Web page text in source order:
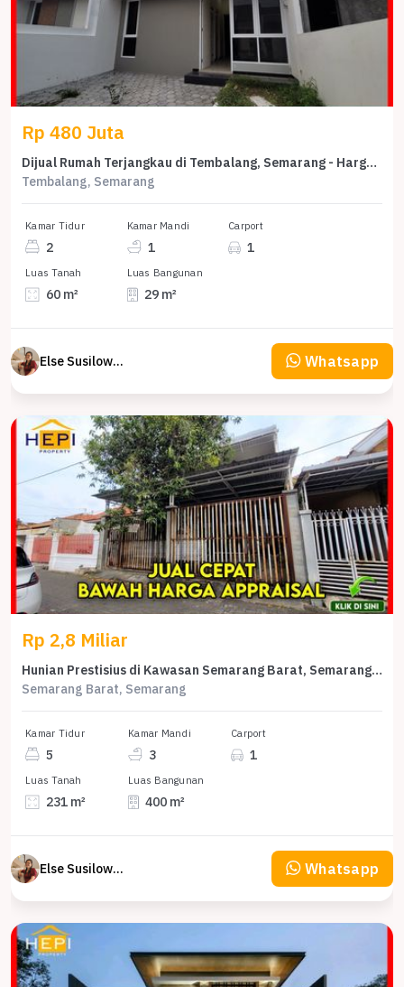
Rp 480 Juta
Dijual Rumah Terjangkau di Tembalang, Semarang - Harga 480 Juta
Tembalang, Semarang
Kamar Tidur
2
Kamar Mandi
1
Carport
1
Luas Tanah
60 m²
Luas Bangunan
29 m²
Else Susilowaty Whatsapp
Rp 2,8 Miliar
Hunian Prestisius di Kawasan Semarang Barat, Semarang, LB 400m², Harga 2,8 Miliar
Semarang Barat, Semarang
Kamar Tidur
5
Kamar Mandi
3
Carport
1
Luas Tanah
231 m²
Luas Bangunan
400 m²
Else Susilowaty Whatsapp